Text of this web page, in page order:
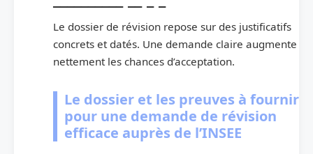
Le dossier de révision repose sur des justificatifs
concrets et datés. Une demande claire augmente
nettement les chances d’acceptation.
Le dossier et les preuves à fournir
pour une demande de révision
efficace auprès de l’INSEE